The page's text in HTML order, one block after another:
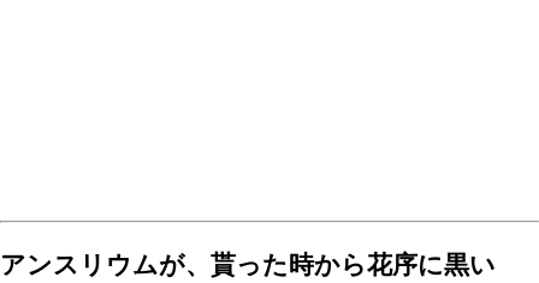
アンスリウムが、貰った時から花序に黒い